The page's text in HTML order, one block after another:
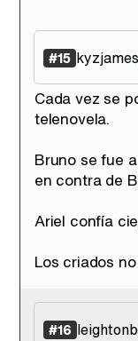
#15 kyzjames
Cada vez se
telenovela.
Bruno se fue
en contra de
Ariel confía
Los criados
#16